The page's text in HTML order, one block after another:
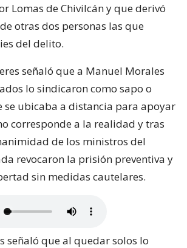
Lomas de Chivilcán y que derivó
otras dos personas las que
del delito.
señaló que a Manuel Morales
lo sindicaron como sapo o
se ubicaba a distancia para apoyar
corresponde a la realidad y tras
de los ministros del
revocaron la prisión preventiva y
sin medidas cautelares.
señaló que al quedar solos lo